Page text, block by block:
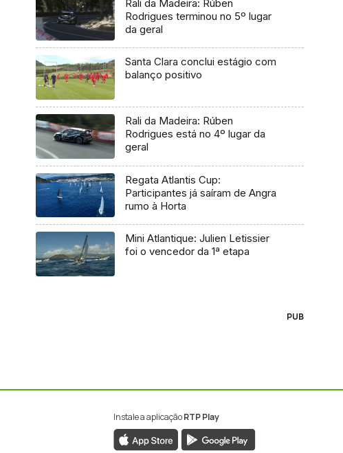
Rali da Madeira: Rúben
Rodrigues terminou no 5º lugar
da geral
Santa Clara conclui estágio com
balanço positivo
Rali da Madeira: Rúben
Rodrigues está no 4º lugar da
geral
Regata Atlantis Cup:
Participantes já saíram de Angra
rumo à Horta
Mini Atlantique: Julien Letissier
foi o vencedor da 1ª etapa
PUB
Instale a aplicaçãoRTP Play